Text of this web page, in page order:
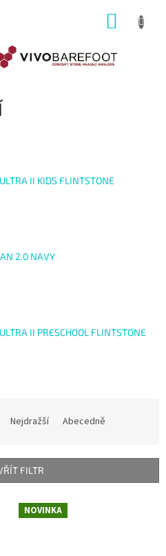
II KIDS FLINTSTONE
2.0 NAVY
II PRESCHOOL FLINTSTONE
Nejdražší Abecedně
FILTR
NOVINKA